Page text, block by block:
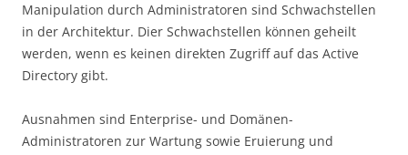
Manipulation durch Administratoren sind Schwachstellen
in der Architektur. Dier Schwachstellen können geheilt
werden, wenn es keinen direkten Zugriff auf das Active
Directory gibt.
Ausnahmen sind Enterprise- und Domänen-
Administratoren zur Wartung sowie Eruierung und